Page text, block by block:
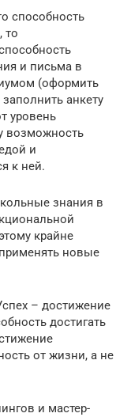
способность
то
и письма в
(оформить
анкету
уровень
возможность
и
к ней.
знания в
крайне
новые
– достижение
достигать
от жизни, а не
и мастер-